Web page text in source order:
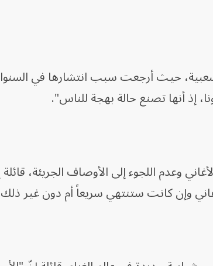
حيث أرجعت سبب انتشارها في
إذ أنها تصنع حالة بهجة للناس".
وعدم اللجوء إلى الأوصاف الجريئة،
وإن كانت ستنتهي سريعاً أم دون غير